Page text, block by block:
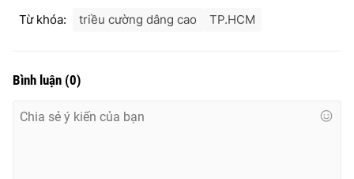
VTV Sức khoẻ
Từ khóa: triều cường dâng cao TP.HCM
Bình luận (0)